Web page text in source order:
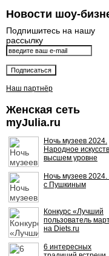
Новости шоу-
Подпишитесь на нашу
рассылку
Наш партнёр
Женская сеть
myJulia.ru
Ночь музеев 2024.
Народное
высшем уровне
Ночь музеев
с Пушкиным
Конкурс «Лучший
пользователь
на Diets.ru
6 интересных